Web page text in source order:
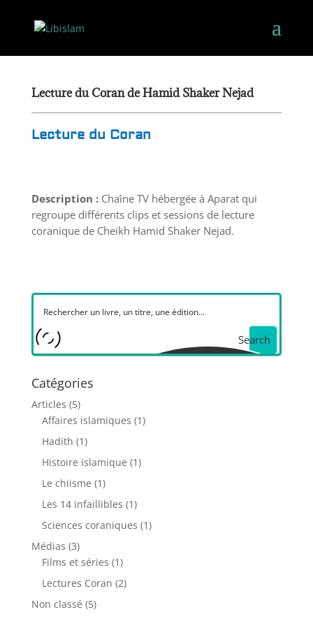
Lecture du Coran de Hamid Shaker Nejad
Lecture du Coran
Description :Chaîne TV hébergée à Aparat qui
regroupe différents clips et sessions de lecture
coranique de Cheikh Hamid Shaker Nejad.
Search
Catégories
Articles (5)
Affaires islamiques (1)
Hadith (1)
Histoire islamique (1)
Le chiisme (1)
Les 14 infaillibles (1)
Sciences coraniques (1)
Médias (3)
Films et séries (1)
Lectures Coran (2)
Non classé (5)